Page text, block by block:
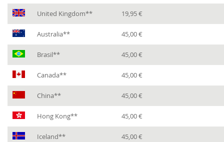
United Kingdom** 19,95 €
Australia** 45,00 €
Brasil** 45,00 €
Canada** 45,00 €
China** 45,00 €
Hong Kong** 45,00 €
Iceland** 45,00 €